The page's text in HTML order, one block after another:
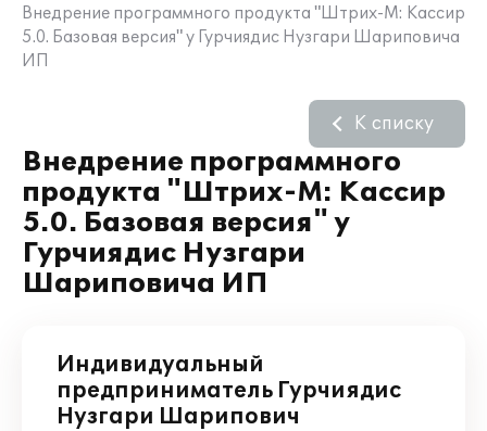
Внедрение программного продукта "Штрих-М: Кассир
5.0. Базовая версия" у Гурчиядис Нузгари Шариповича
ИП
Внедрение программного
продукта "Штрих-М: Кассир
5.0. Базовая версия" у
Гурчиядис Нузгари
Шариповича ИП
К списку
Индивидуальный
предприниматель Гурчиядис
Нузгари Шарипович